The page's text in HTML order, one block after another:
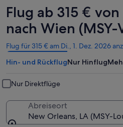
Flug ab 315 €
nach Wien (MSY-
Flug für 315 € am Di., 1. Dez. 2026
Wird
in
einem
Fenster
geöffnet
Hin- und RückflugNur Hinflug
Nur Direktflüge
Abreiseort
New Orleans, LA (MSY-